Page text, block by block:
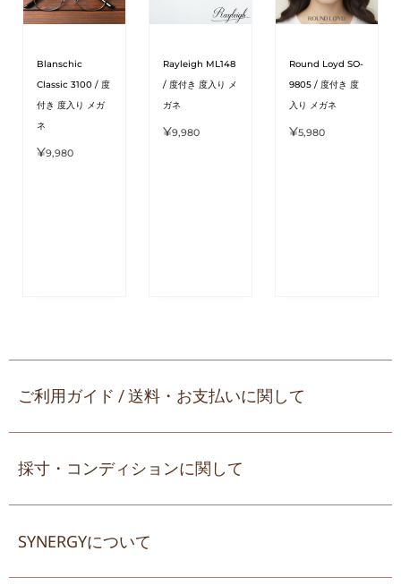
Blanschic
Classic 3100 / 度
付き 度入り メガ
ネ
¥9,980
Rayleigh ML148
/ 度付き 度入り メ
ガネ
¥9,980
Round Loyd SO-
9805 / 度付き 度
入り メガネ
¥5,980
ご利用ガイド / 送料・お支払いに関して
採寸・コンディションに関して
SYNERGYについて